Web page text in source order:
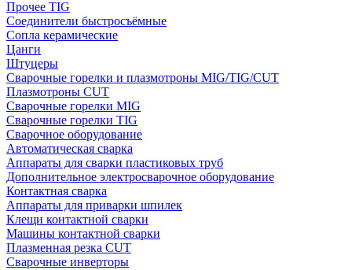
Прочее TIG
Соединители быстросъёмные
Сопла керамические
Цанги
Штуцеры
Сварочные горелки и плазмотроны MIG/TIG/CUT
Плазмотроны CUT
Сварочные горелки MIG
Сварочные горелки TIG
Сварочное оборудование
Автоматическая сварка
Аппараты для сварки пластиковых труб
Дополнительное электросварочное оборудование
Контактная сварка
Аппараты для приварки шпилек
Клещи контактной сварки
Машины контактной сварки
Плазменная резка CUT
Сварочные инверторы